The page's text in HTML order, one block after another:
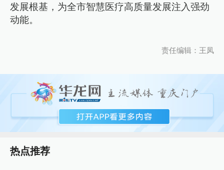
发展根基，为全市智慧医疗高质量发展注入强劲
动能。
责任编辑：王凤
热点推荐